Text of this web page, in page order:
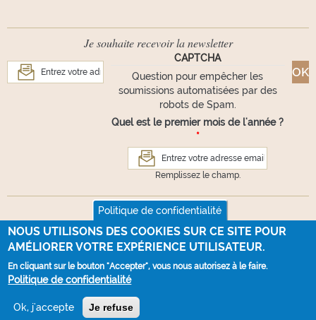
Je souhaite recevoir la newsletter
CAPTCHA
Question pour empêcher les
soumissions automatisées par des
robots de Spam.
Quel est le premier mois de l'année ?
*
Remplissez le champ.
Suivez-nous
VOUS AVEZ UNE QUESTION ?
Webdesign :
Politique de confidentialité
NOUS UTILISONS DES COOKIES SUR CE SITE POUR
AMÉLIORER VOTRE EXPÉRIENCE UTILISATEUR.
En cliquant sur le bouton "Accepter", vous nous autorisez à le faire.
Politique de confidentialité
Ok, j'accepte Je refuse